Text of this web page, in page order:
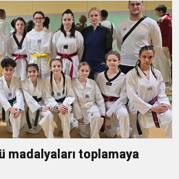
madalyaları toplamaya